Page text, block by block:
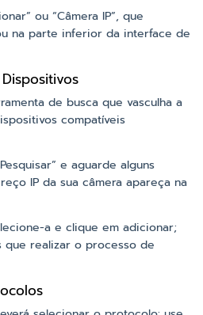
ou “Câmera IP”, que
na parte inferior da interface de
de busca que vasculha a
compatíveis
e aguarde alguns
IP da sua câmera apareça na
a e clique em adicionar;
realizar o processo de